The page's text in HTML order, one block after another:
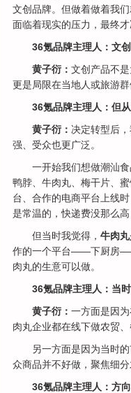
文创品牌。但做着做着我
面临着现实的压力，最终才
36氪品牌主理人：文
黄子衍： 文创产品不
更是局限在当地人或旅游
36氪品牌主理人：但
黄子衍： 决定转型后
强、受众也更广泛。
一开始我们想做潮汕
鸭脖、牛肉丸、梅干片、
台、合作的电商平台上线
是常温的，快递费没那么
但当时我觉得， 牛肉
作的一个平台——下厨房
肉丸的生意可以做。
36氪品牌主理人：当
黄子衍： 一方面是因
肉丸企业都在线下做农贸
另一方面是因为当时
众商品并不好做，聚焦细分
36氪品牌主理人：方